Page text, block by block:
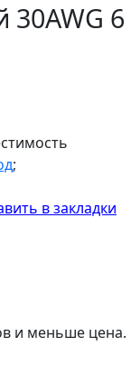
6
;
в закладки
и меньше цена.